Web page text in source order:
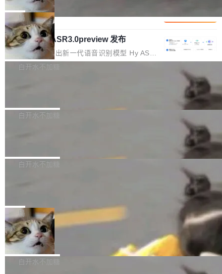
在语法层面完成文本定位，难以触及代码的语义
内涵与结构关联，导致开发者使用代码智能体在
理解大规模代码仓时面临显著"代码仓理解"瓶
颈。 代码仓深度理解服务（以下简称" CodeBas
e深度理解服务"）是华为云码道（CodeA...
短剧部门，有互联网大厂背景。在公司内部架构
调整期间，部门三次通知全员将数据从A集群迁
移到B集群，王某都回复了"收到"。 他没有迁移
数据。2024年9月3日下午4点，他使用此前登录
的账号密码进入A集群，输入了一条被程序员圈
称为"删库跑路"的命令——最高管理员权限、无
自研的多个文生3D和...
che 量化 + 权重压缩，吞吐量提升 4
1%，成本降 30%
Kimi 和 GLM 是当前最强的大模型系列之一，但
它们有一个共同的问题：太吃显存了。月之暗面
的 Kimi K 系列和智谱的 GLM 都是长上下文、M
oE 架构的大模型，好用到让人上瘾，但 GPU 显
存永远不够用。 Cloudflare 的 Workers AI 团队
一直在跑这些模型的推理。他们在官方博客上发
整性保护。效果是：吞吐量提升 41%，每 token
局
腾讯混元 Hy ASR3.0preview 发布
腾讯混元正式推出新一代语音识别模型 Hy ASR
3.0preview。基于最新一代大语言模型 Hy3 的
让语音识别不再只是听清，而是真正听懂。通过
w 不要求标准普通话，方言识别覆盖粤语、吴语
白开水不加糖
新和少量网页兼容性修复版本。 Changes/fixe
容提供的字体时出现的几个问题 为避免音频加
质的最低采样率）的音频格式将被拒绝 修复了 C
SS 圆角虚线样式中可能存在的问题 如果表单中
的图像元素不在同一个子树中，则它们将不再关
联 加...
白开水不加糖
发布的 Release Notes，他利用 AI 工具（如 Co
最强的若干项。对于尚未正式发版的 PG 19，则
通过拉取过去一年内（从 PG 18 Beta1 时间点
至今）的所有 commit，同样交由 AI 分析提炼。
经过人工复核，准确度令人满意。这一方法也为
社区爱好者提供了高效跟踪新版本的思路。
白开水不加糖
维护工作一直与我的日常工作、家务、社交生活
和休闲娱乐竞争时间。" 这是 libexpat 维护者 S
ebastian Pipping 写在博客里的话。8 月 4 日，
他宣布了一个新消息：从 2026 年 8 月 1 日起，
他可以全职维护 libexpat 了，最长 6 个月。发
局
Firefox 153.0.3 发布
Firefox 153.0.3 现已发布，具体更新内容如
下： New Smart Window 包含多项增强功能：
白开水不加糖